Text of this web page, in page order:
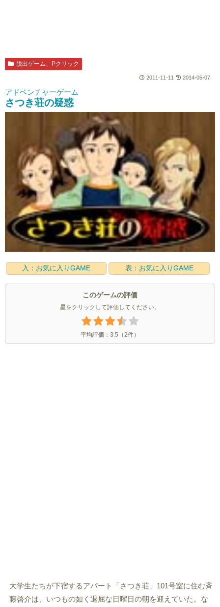
脱出ゲーム、Pクリック
2011-11-11 2014-05-07
アドベンチャーゲーム
さつき荘の疑惑
入：お気に入りGAME 表：お気に入りGAME
このゲームの評価
星をクリックして評価してください。
平均評価： 3.5 （2件）
大学生たちが下宿するアパート「さつき荘」101号室に住む斉
藤啓介は、いつもの如く退屈な日曜日の朝を迎えていた。な